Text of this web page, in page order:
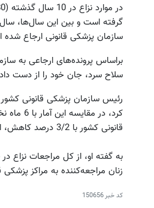
سازمان پزشکی قانونی ارجاع
سلاح سرد، جان خود را از دست داده‌اند که
رئیس سازمان پزشکی قانونی
قانونی کشور با 3/2 درصد کاهش، از 364 هزار و 33 مورد در مدت مشابه سال قبل به 355 هزار و 500 نفر رسیده است.
زنان مراجعه‌کننده به مراکز پزشکی‌ قانونی
کد خبر150656